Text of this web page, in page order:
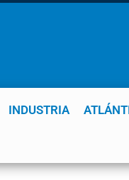
INDUSTRIA